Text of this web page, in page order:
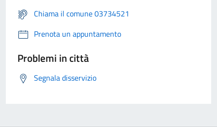
Chiama il comune 03734521
Prenota un appuntamento
Problemi in città
Segnala disservizio